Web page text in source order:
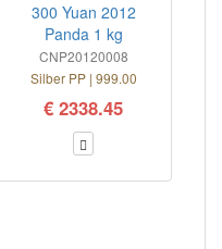
300 Yuan 2012
Panda 1 kg
CNP20120008
Silber PP | 999.00
€ 2338.45